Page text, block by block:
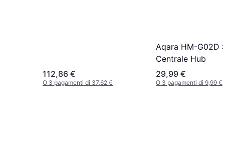
112,86 €
O 3 pagamenti di 37,62 €
Aqara HM-G02D
Centrale Hub
29,99 €
O 3 pagamenti di 9,99 €